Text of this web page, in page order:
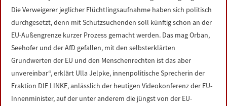
Die Verweigerer jeglicher Flüchtlingsaufnahme haben sich politisch
durchgesetzt, denn mit Schutzsuchenden soll künftig schon an der
EU-Außengrenze kurzer Prozess gemacht werden. Das mag Orban,
Seehofer und der AfD gefallen, mit den selbsterklärten
Grundwerten der EU und den Menschenrechten ist das aber
unvereinbar“, erklärt Ulla Jelpke, innenpolitische Sprecherin der
Fraktion DIE LINKE, anlässlich der heutigen Videokonferenz der EU-
Innenminister, auf der unter anderem die jüngst von der EU-